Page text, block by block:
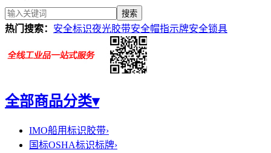
搜索
热门搜索： 安全标识夜光胶带安全帽指示牌安全锁具
全部商品分类▾
IMO船用标识胶带›
国标OSHA标识标牌›